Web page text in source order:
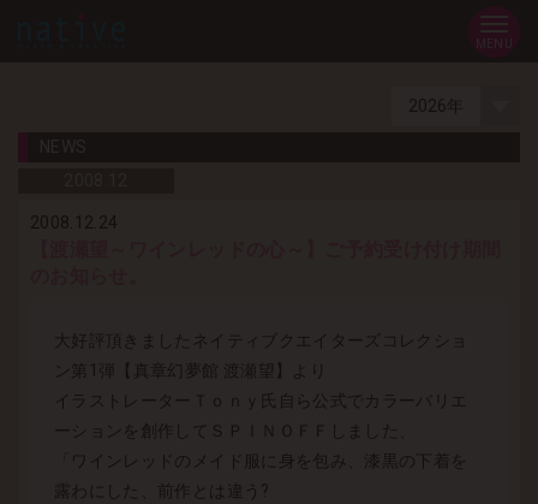
2008.12.24
大好評頂きましたネイティブクエイターズコレクショ
ン第1弾【真章幻夢館 渡瀬望】より
イラストレーターＴｏｎｙ氏自ら公式でカラーバリエ
ーションを創作してＳＰＩＮＯＦＦしました、
「ワインレッドのメイド服に身を包み、漆黒の下着を
露わにした、前作とは違う?